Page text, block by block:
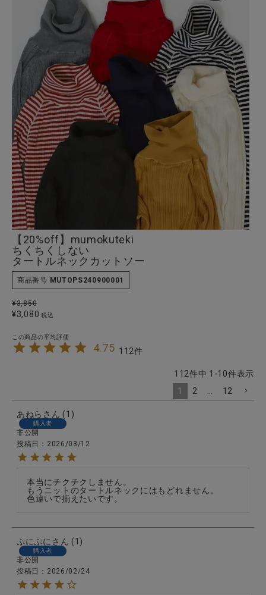
ブランド
全ての商品
CONTENTS
特集
ご利用ガイド
お問い合わせ
ショップリスト
【20%off】mumokuteki
ちくちくしない
タートルネックカットソー
商品番号 MUTOPS240900001
¥3,850
¥3,080 税込
4.75 112
112件中 1 -10件表示
1
2 12
あねら 1
購入者
非公開
投稿日
2026/03/12
本当にチクチクしません。
もうニットのタートルネックにはもどれません。
色違いで揃えたいです。
ぷにぷに 1
購入者
非公開
投稿日
2026/02/24